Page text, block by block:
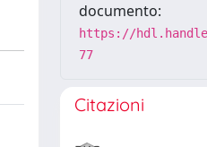
documento:
https://
77
Citazioni